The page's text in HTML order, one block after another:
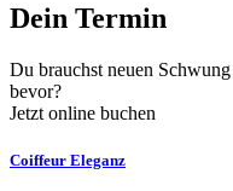
Dein Termin
Du brauchst neuen
bevor?
Jetzt online buchen
Coiffeur Eleganz